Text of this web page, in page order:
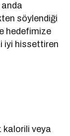
anda
söylendiği
hedefimize
iyi hissettiren
kalorili veya